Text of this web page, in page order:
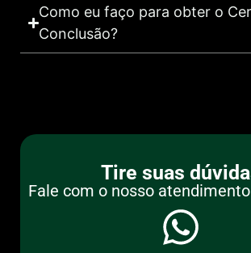
Como eu faço para obter o
Conclusão?
Tire suas
Fale com o nosso atendimento